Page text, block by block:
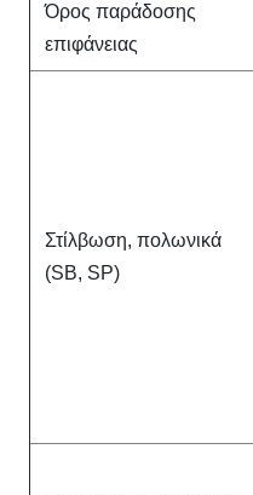
Όρος παράδοσης
επιφάνειας
Στίλβωση, πολωνικά
(SB, SP)